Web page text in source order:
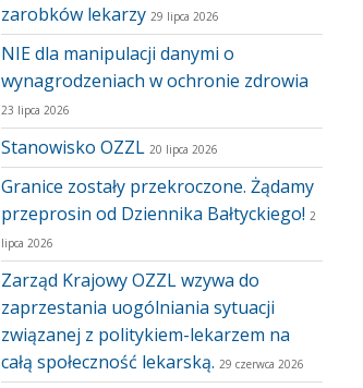
zarobków lekarzy 29 lipca 2026
NIE dla manipulacji danymi o
wynagrodzeniach w ochronie zdrowia
23 lipca 2026
Stanowisko OZZL 20 lipca 2026
Granice zostały przekroczone. Żądamy
przeprosin od Dziennika Bałtyckiego! 2
lipca 2026
Zarząd Krajowy OZZL wzywa do
zaprzestania uogólniania sytuacji
związanej z politykiem-lekarzem na
całą społeczność lekarską. 29 czerwca 2026